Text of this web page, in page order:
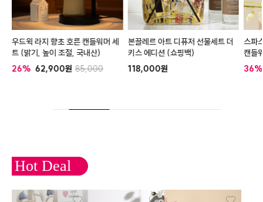
우드윅 라지 향초 호른 캔들워머 세
트 (밝기, 높이 조절, 국내산)
26% 62,900 85,000
본끌레르 아트 디퓨저 선물세트 더
키스 에디션 (쇼핑백)
118,000
스파
캔들
36%
Hot Deal